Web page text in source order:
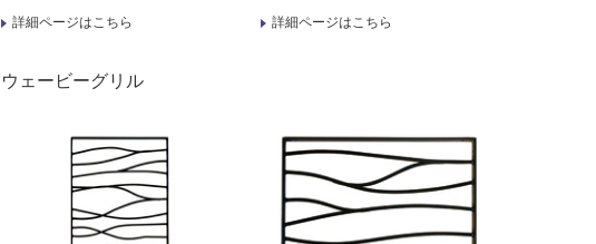
詳細ページはこちら 詳細ページはこちら
ウェービーグリル